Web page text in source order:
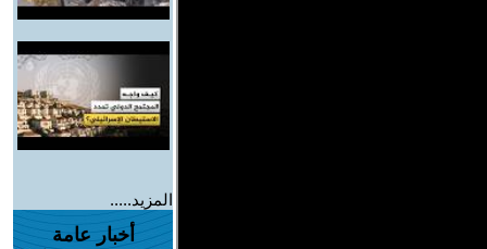
المزيد.....
أخبار عامة